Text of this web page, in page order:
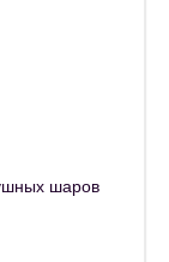
шаров